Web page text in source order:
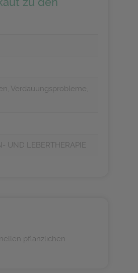
Verdauungsprobleme,
UND LEBERTHERAPIE
pflanzlichen